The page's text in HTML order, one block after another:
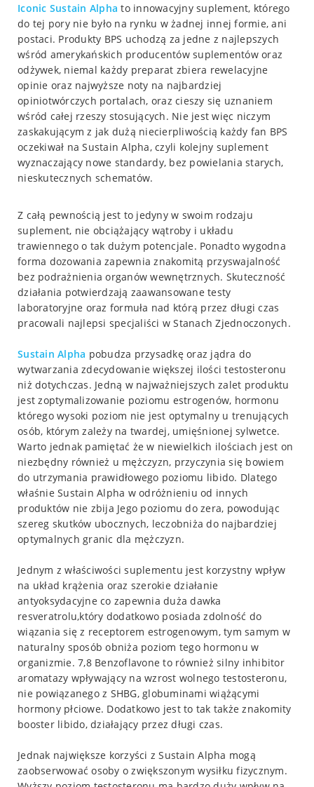
Iconic Sustain Alpha to innowacyjny suplement, którego
do tej pory nie było na rynku w żadnej innej formie, ani
postaci. Produkty BPS uchodzą za jedne z najlepszych
wśród amerykańskich producentów suplementów oraz
odżywek, niemal każdy preparat zbiera rewelacyjne
opinie oraz najwyższe noty na najbardziej
opiniotwórczych portalach, oraz cieszy się uznaniem
wśród całej rzeszy stosujących. Nie jest więc niczym
zaskakującym z jak dużą niecierpliwością każdy fan BPS
oczekiwał na Sustain Alpha, czyli kolejny suplement
wyznaczający nowe standardy, bez powielania starych,
nieskutecznych schematów.
Z całą pewnością jest to jedyny w swoim rodzaju
suplement, nie obciążający wątroby i układu
trawiennego o tak dużym potencjale. Ponadto wygodna
forma dozowania zapewnia znakomitą przyswajalność
bez podrażnienia organów wewnętrznych. Skuteczność
działania potwierdzają zaawansowane testy
laboratoryjne oraz formuła nad którą przez długi czas
pracowali najlepsi specjaliści w Stanach Zjednoczonych.
Sustain Alpha pobudza przysadkę oraz jądra do
wytwarzania zdecydowanie większej ilości testosteronu
niż dotychczas. Jedną w najważniejszych zalet produktu
jest zoptymalizowanie poziomu estrogenów, hormonu
którego wysoki poziom nie jest optymalny u trenujących
osób, którym zależy na twardej, umięśnionej sylwetce.
Warto jednak pamiętać że w niewielkich ilościach jest on
niezbędny również u mężczyzn, przyczynia się bowiem
do utrzymania prawidłowego poziomu libido. Dlatego
właśnie Sustain Alpha w odróżnieniu od innych
produktów nie zbija Jego poziomu do zera, powodując
szereg skutków ubocznych, leczobniża do najbardziej
optymalnych granic dla mężczyzn.
Jednym z właściwości suplementu jest korzystny wpływ
na układ krążenia oraz szerokie działanie
antyoksydacyjne co zapewnia duża dawka
resveratrolu,który dodatkowo posiada zdolność do
wiązania się z receptorem estrogenowym, tym samym w
naturalny sposób obniża poziom tego hormonu w
organizmie. 7,8 Benzoflavone to również silny inhibitor
aromatazy wpływający na wzrost wolnego testosteronu,
nie powiązanego z SHBG, globuminami wiążącymi
hormony płciowe. Dodatkowo jest to tak także znakomity
booster libido, działający przez długi czas.
Jednak największe korzyści z Sustain Alpha mogą
zaobserwować osoby o zwiększonym wysiłku fizycznym.